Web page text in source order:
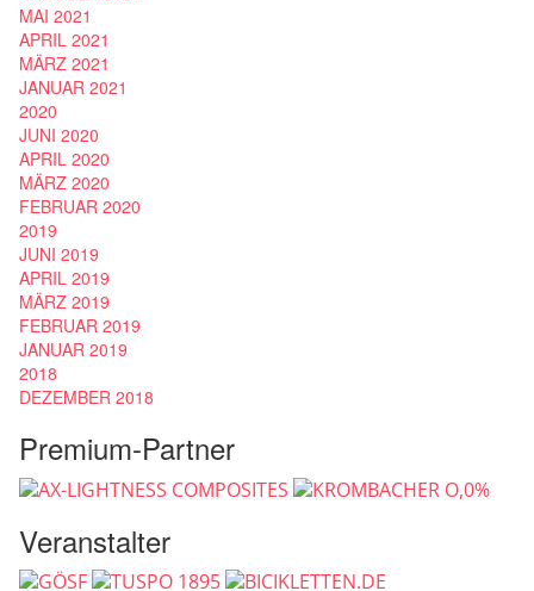
MAI 2021
APRIL 2021
MÄRZ 2021
JANUAR 2021
2020
JUNI 2020
APRIL 2020
MÄRZ 2020
FEBRUAR 2020
2019
JUNI 2019
APRIL 2019
MÄRZ 2019
FEBRUAR 2019
JANUAR 2019
2018
DEZEMBER 2018
Premium-Partner
Veranstalter